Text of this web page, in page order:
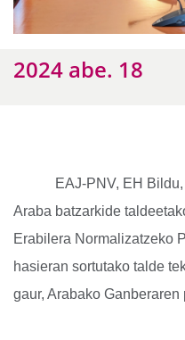
2024 abe. 18
EAJ-PNV, EH
Araba batzarkide
Erabilera Normalizatzeko
hasieran sortutako talde
gaur, Arabako